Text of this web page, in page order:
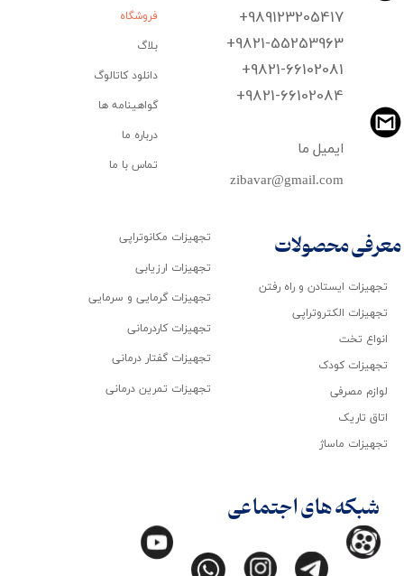
+989123205417
+9821-55253963
+9821-66102081
​​​​​​​+9821-66102084
zibavar@gmail.com
ایمیل ما
تجهیزات ایستادن و راه رفتن
تجهیزات الکتروتراپی
انواع تخت
تجهیزات کودک
لوازم مصرفی
اتاق تاریک
تجهیزات ماساژ
فروشگاه
بلاگ
دانلود کاتالوگ
گواهینامه ها
درباره ما
تماس با ما
تجهیزات مکانوتراپی
تجهیزات ارزیابی
تجهیزات گرمایی و سرمایی
تجهیزات کاردرمانی
تجهیزات گفتار درمانی
تجهیزات تمرین درمانی
معرفی محصولات
شبکه های اجتماعی